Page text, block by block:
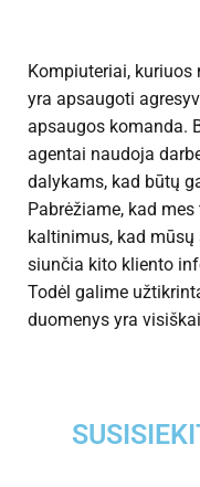
Kompiuteriai,
yra apsaugoti
apsaugos komanda.
agentai naudoja
dalykams, kad būtų
Pabrėžiame, kad
kaltinimus, kad
siunčia kito kliento
Todėl galime
duomenys yra